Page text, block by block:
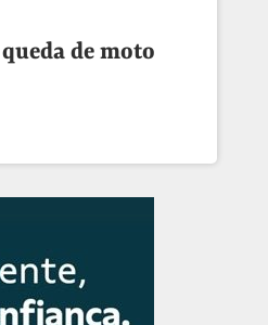
de moto